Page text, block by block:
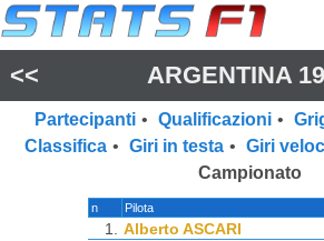
<< ARGENTINA
Partecipanti • Qualificazioni •
Classifica • Giri in testa • Giri
Campionato
n Pilota
1. Alberto ASCARI